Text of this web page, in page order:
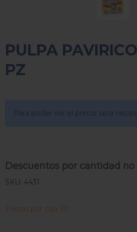
PULPA
PZ
Para poder ver el precio sera
Descuentos por cantidad no
SKU: 4431
Piezas por caja 30